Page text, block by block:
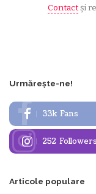
Contactși
Urmărește-ne!
33k Fans
252 Followers
Articole populare